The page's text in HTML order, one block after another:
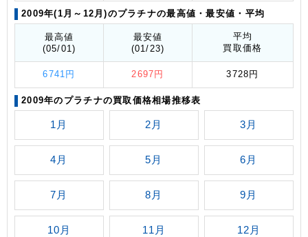
2009年(1月～12月)のプラチナの最高値 ・最安値 ・平均
最高値
(05/01)
最安値
(01/23)
平均
買取価格
6741円 2697円 3728円
2009年のプラチナの買取価格相場推移表
1月 2月 3月
4月 5月 6月
7月 8月 9月
10月 11月 12月